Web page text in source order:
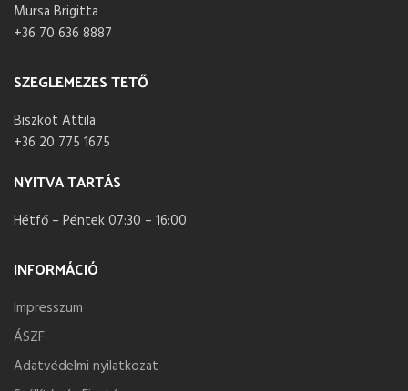
Mursa Brigitta
+36 70 636 8887
SZEGLEMEZES TETŐ
Biszkot Attila
+36 20 775 1675
NYITVA TARTÁS
Hétfő – Péntek 07:30 – 16:00
INFORMÁCIÓ
Impresszum
ÁSZF
Adatvédelmi nyilatkozat